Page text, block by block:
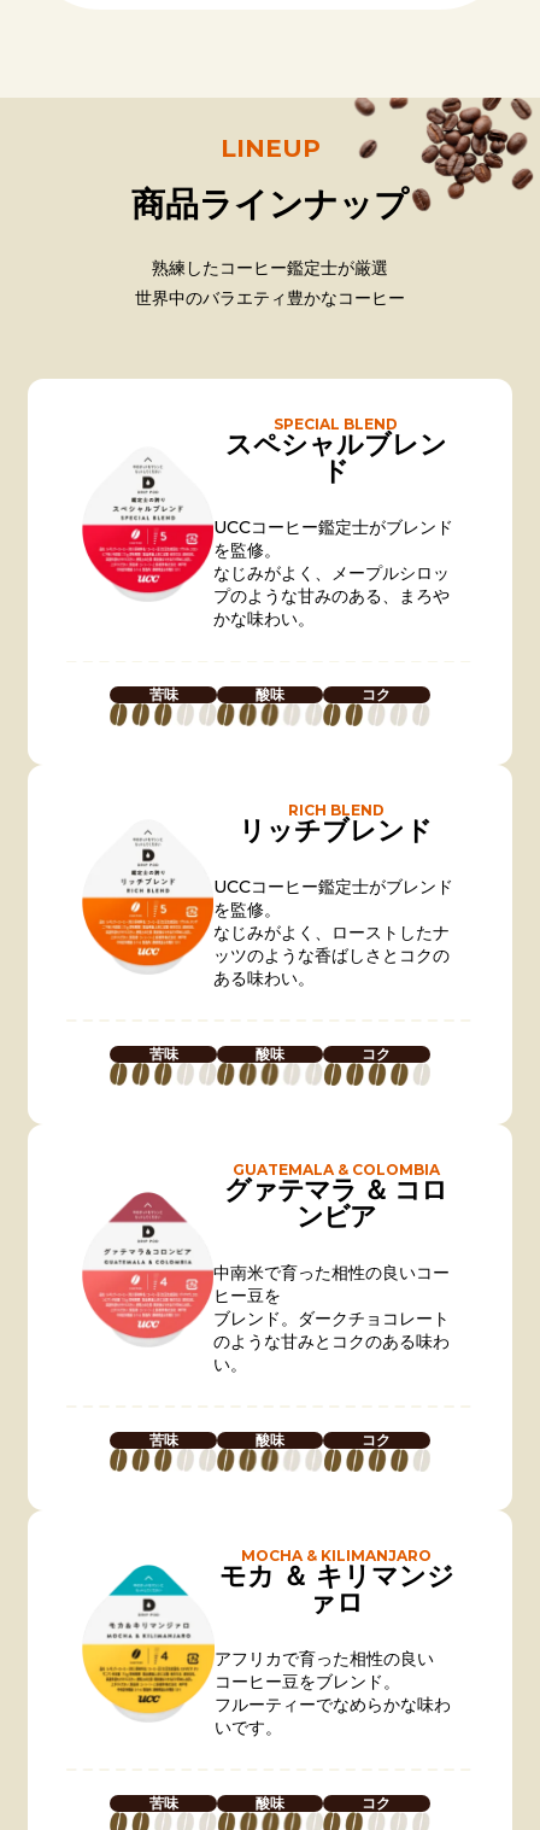
LINEUP
商品ラインナップ
熟練したコーヒー鑑定士が厳選
世界中のバラエティ豊かなコーヒー
SPECIAL BLEND
スペシャルブレン
ド
UCCコーヒー鑑定士がブレンド
を監修。
なじみがよく、メープルシロッ
プのような甘みのある、まろや
かな味わい。
苦味 酸味 コク
RICH BLEND
リッチブレンド
UCCコーヒー鑑定士がブレンド
を監修。
なじみがよく、ローストしたナ
ッツのような香ばしさとコクの
ある味わい。
苦味 酸味 コク
GUATEMALA & COLOMBIA
グァテマラ ＆ コロ
ンビア
中南米で育った相性の良いコー
ヒー豆を
ブレンド。ダークチョコレート
のような甘みとコクのある味わ
い。
苦味 酸味 コク
MOCHA & KILIMANJARO
モカ ＆ キリマンジ
ァロ
アフリカで育った相性の良い
コーヒー豆をブレンド。
フルーティーでなめらかな味わ
いです。
苦味 酸味 コク